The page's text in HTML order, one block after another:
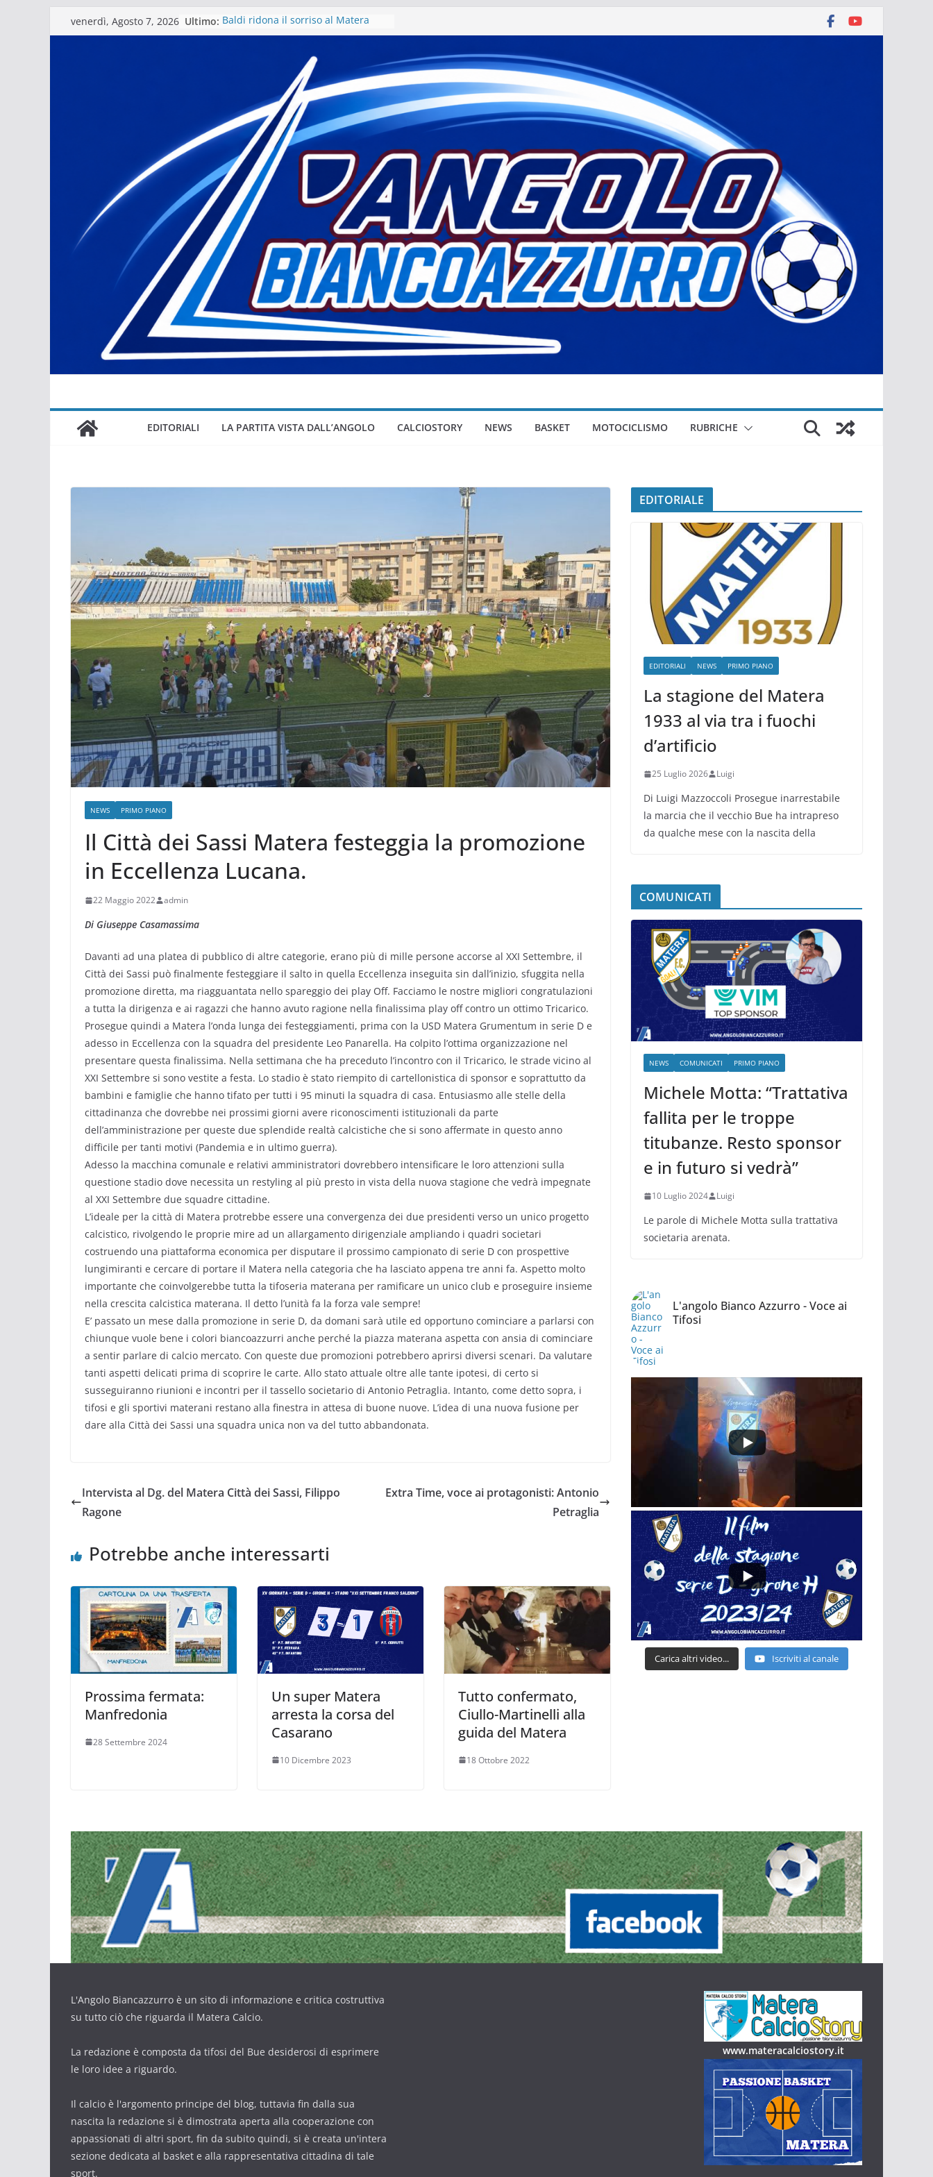
Salta
al
venerdì, Agosto 7, 2026 Ultimo: Baldi ridona il sorriso al Matera
La stagione del Matera 1933 al via
Il Matera 1933 al lavoro per un
grande futuro. Video intervista col
presidente Michele Motta
Il Bue rinasce. E Matera sogna
Matera – Palmese “nulla” di fatto
EDITORIALI LA PARTITA VISTA DALL’ANGOLO CALCIOSTORY NEWS BASKET MOTOCICLISMO RUBRICHE
NEWS PRIMO PIANO
Il Città dei Sassi Matera festeggia la promozione
in Eccellenza Lucana.
22 Maggio 2022 admin
Di Giuseppe Casamassima
Davanti ad una platea di pubblico di altre categorie, erano più di mille persone accorse al XXI Settembre, il
Città dei Sassi può finalmente festeggiare il salto in quella Eccellenza inseguita sin dall’inizio, sfuggita nella
promozione diretta, ma riagguantata nello spareggio dei play Off. Facciamo le nostre migliori congratulazioni
a tutta la dirigenza e ai ragazzi che hanno avuto ragione nella finalissima play off contro un ottimo Tricarico.
Prosegue quindi a Matera l’onda lunga dei festeggiamenti, prima con la USD Matera Grumentum in serie D e
adesso in Eccellenza con la squadra del presidente Leo Panarella. Ha colpito l’ottima organizzazione nel
presentare questa finalissima. Nella settimana che ha preceduto l’incontro con il Tricarico, le strade vicino al
XXI Settembre si sono vestite a festa. Lo stadio è stato riempito di cartellonistica di sponsor e soprattutto da
bambini e famiglie che hanno tifato per tutti i 95 minuti la squadra di casa. Entusiasmo alle stelle della
cittadinanza che dovrebbe nei prossimi giorni avere riconoscimenti istituzionali da parte
dell’amministrazione per queste due splendide realtà calcistiche che si sono affermate in questo anno
difficile per tanti motivi (Pandemia e in ultimo guerra).
Adesso la macchina comunale e relativi amministratori dovrebbero intensificare le loro attenzioni sulla
questione stadio dove necessita un restyling al più presto in vista della nuova stagione che vedrà impegnate
al XXI Settembre due squadre cittadine.
L’ideale per la città di Matera protrebbe essere una convergenza dei due presidenti verso un unico progetto
calcistico, rivolgendo le proprie mire ad un allargamento dirigenziale ampliando i quadri societari
costruendo una piattaforma economica per disputare il prossimo campionato di serie D con prospettive
lungimiranti e cercare di portare il Matera nella categoria che ha lasciato appena tre anni fa. Aspetto molto
importante che coinvolgerebbe tutta la tifoseria materana per ramificare un unico club e proseguire insieme
nella crescita calcistica materana. Il detto l’unità fa la forza vale sempre!
E’ passato un mese dalla promozione in serie D, da domani sarà utile ed opportuno cominciare a parlarsi con
chiunque vuole bene i colori biancoazzurri anche perché la piazza materana aspetta con ansia di cominciare
a sentir parlare di calcio mercato. Con queste due promozioni potrebbero aprirsi diversi scenari. Da valutare
tanti aspetti delicati prima di scoprire le carte. Allo stato attuale oltre alle tante ipotesi, di certo si
susseguiranno riunioni e incontri per il tassello societario di Antonio Petraglia. Intanto, come detto sopra, i
tifosi e gli sportivi materani restano alla finestra in attesa di buone nuove. L’idea di una nuova fusione per
dare alla Città dei Sassi una squadra unica non va del tutto abbandonata.
Intervista al Dg. del Matera Città dei Sassi, Filippo
Ragone
Extra Time, voce ai protagonisti: Antonio
Petraglia
Potrebbe anche interessarti
Prossima fermata:
Manfredonia
28 Settembre 2024
Un super Matera
arresta la corsa del
Casarano
10 Dicembre 2023
Tutto confermato,
Ciullo-Martinelli alla
guida del Matera
18 Ottobre 2022
EDITORIALE
EDITORIALI NEWS PRIMO PIANO
La stagione del Matera
1933 al via tra i fuochi
d’artificio
25 Luglio 2026 Luigi
Di Luigi Mazzoccoli Prosegue inarrestabile
la marcia che il vecchio Bue ha intrapreso
da qualche mese con la nascita della
COMUNICATI
NEWS COMUNICATI PRIMO PIANO
Michele Motta: “Trattativa
fallita per le troppe
titubanze. Resto sponsor
e in futuro si vedrà”
10 Luglio 2024 Luigi
Le parole di Michele Motta sulla trattativa
societaria arenata.
L'angolo Bianco Azzurro - Voce ai
Tifosi
Carica altri video... Iscriviti al canale
L'Angolo Biancazzurro è un sito di informazione e critica costruttiva
su tutto ciò che riguarda il Matera Calcio.
La redazione è composta da tifosi del Bue desiderosi di esprimere
le loro idee a riguardo.
Il calcio è l'argomento principe del blog, tuttavia fin dalla sua
nascita la redazione si è dimostrata aperta alla cooperazione con
appassionati di altri sport, fin da subito quindi, si è creata un'intera
sezione dedicata al basket e alla rappresentativa cittadina di tale
sport.
www.materacalciostory.it